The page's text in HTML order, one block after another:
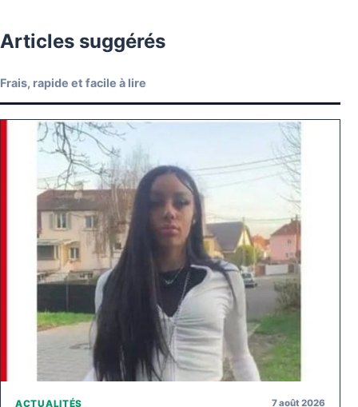
Articles suggérés
Frais, rapide et facile à lire
ACTUALITÉS 7 août 2026